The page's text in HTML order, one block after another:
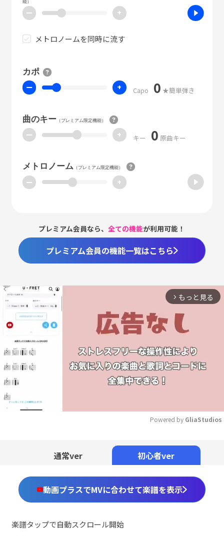
能）
ー +
メトロノームを同時に流す
カポ
ー + Capo 0 ★簡単弾き
曲のキー（プレミアム限定機能）
ー + キー 0 原曲キー
メトロノーム（プレミアム限定機能）
ー +
プレミアム会員なら、全ての機能が利用可能！
プレミアム会員の機能一覧はこちら
arrow_forward_ios もっと見る
Powered by GliaStudios
通常ver 初心者ver
動画プラスでMVに合わせて楽譜を表示
楽譜タップで自動スクロール開始